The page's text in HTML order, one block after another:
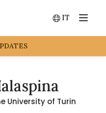
Menu
IT
Switch
University of Turin